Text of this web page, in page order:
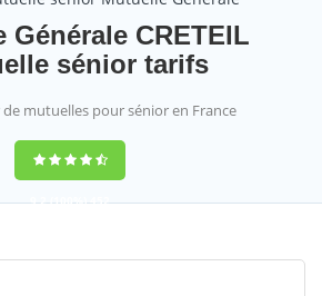
Générale CRETEIL
sénior tarifs
mutuelles pour sénior en France
9,2(100%)452